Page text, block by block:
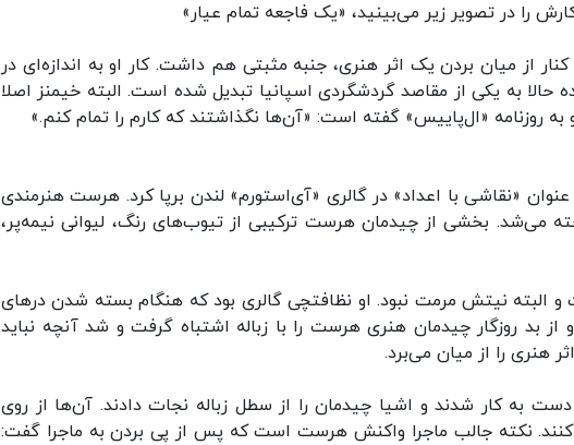
را در تصویر زیر می‌بینید، «یک فاجعه تمام عیار»
از میان بردن یک اثر هنری، جنبه‌ مثبتی هم داشت. کار او به اندازه‌ای در
به یکی از مقاصد گردشگردی اسپانیا تبدیل شده است. البته خیمنز اصلا
روزنامه «ال‌پاییس» گفته است: «آن‌ها نگذاشتند که کارم را تمام کنم.»
با عنوان «نقاشی با اعداد» در گالری «آی‌استورم» لندن برپا کرد. هرست هنرمندی
می‌شد. بخشی از چیدمان هرست ترکیبی از تیوب‌های رنگ، لیوانی نیمه‌پر،
البته نیتش مرمت نبود. او نظافتچی گالری بود که هنگام بسته شدن درهای
از بد روزگار چیدمان هنری هرست را با زباله اشتباه گرفت و شد آنچه نباید
هنری را از میان می‌برد.
دست به کار شدند و اشیا چیدمان را از سطل زباله نجات دادند. آن‌ها از روی
نکته جالب ماجرا واکنش هرست است که پس از پی بردن به ماجرا گفت: